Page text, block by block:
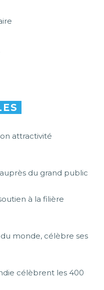
attractivité
du grand public
à la filière
monde, célèbre ses
célèbrent les 400